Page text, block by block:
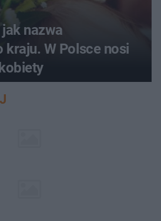
nazwa
kraju. W Polsce nosi